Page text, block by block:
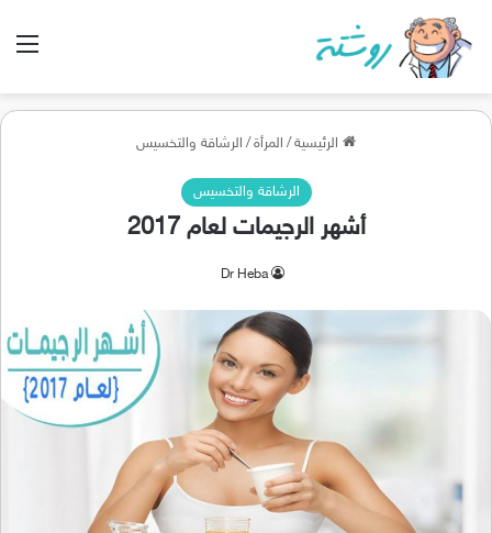
الرئيسية/ المرأة/ الرشاقة والتخسيس
الرشاقة والتخسيس
أشهر الرجيمات لعام 2017
Dr Heba